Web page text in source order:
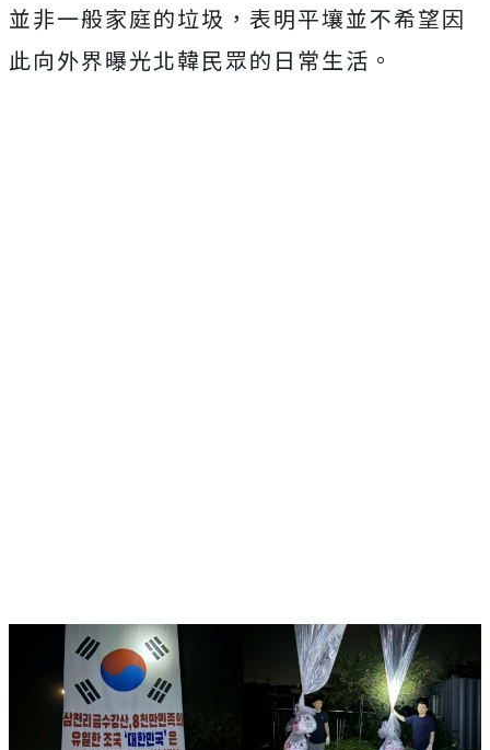
並非一般家庭的垃圾，表明平壤並不希望因
此向外界曝光北韓民眾的日常生活。